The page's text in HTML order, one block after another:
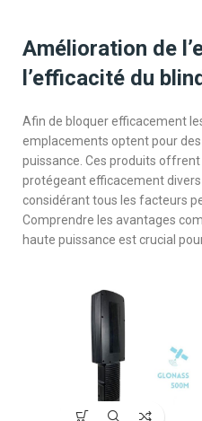
Amélioration de
l’efficacité du
Afin de bloquer efficacement
emplacements optent pour des
puissance. Ces produits
protégeant efficacement
considérant tous les facteurs
Comprendre les avantages
haute puissance est crucial